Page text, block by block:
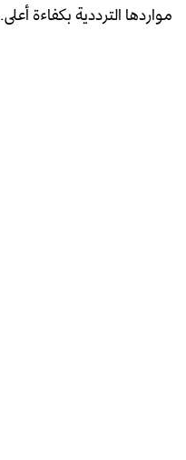
مواردها الترددية بكفاءة أعلى.